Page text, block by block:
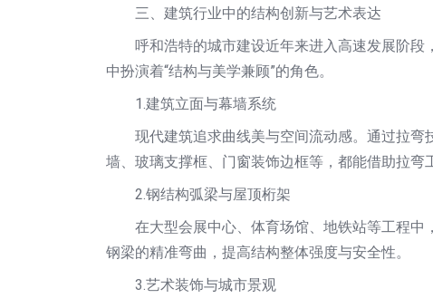
三、建筑行业中的结构创新与艺术表达
呼和浩特的城市建设近年来进入高速发展阶
中扮演着“结构与美学兼顾”的角色。
1.建筑立面与幕墙系统
现代建筑追求曲线美与空间流动感。通过拉
墙、玻璃支撑框、门窗装饰边框等，都能借助拉弯
2.钢结构弧梁与屋顶桁架
在大型会展中心、体育场馆、地铁站等工程
钢梁的精准弯曲，提高结构整体强度与安全性。
3.艺术装饰与城市景观